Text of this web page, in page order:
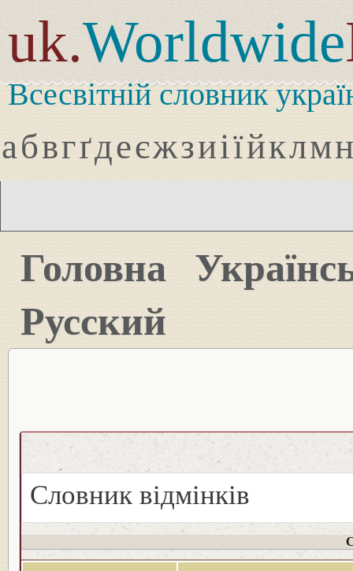
uk.Worldwide
Всесвітній словник
абвгґдеєжзиіїйклмн
Головна
Русский
Словник відмінків